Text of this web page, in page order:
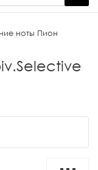
ноты Пион